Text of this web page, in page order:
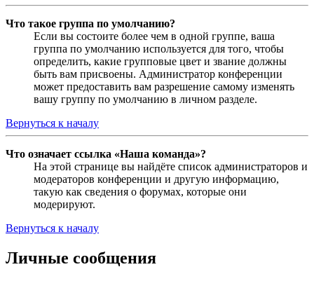
Что такое группа по умолчанию?
Если вы состоите более чем в одной группе, ваша
группа по умолчанию используется для того, чтобы
определить, какие групповые цвет и звание должны
быть вам присвоены. Администратор конференции
может предоставить вам разрешение самому изменять
вашу группу по умолчанию в личном разделе.
Вернуться к началу
Что означает ссылка «Наша команда»?
На этой странице вы найдёте список администраторов и
модераторов конференции и другую информацию,
такую как сведения о форумах, которые они
модерируют.
Вернуться к началу
Личные сообщения